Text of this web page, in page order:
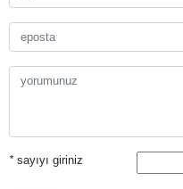
*sayıyı giriniz